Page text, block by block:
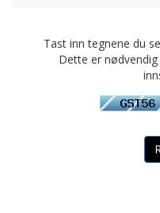
Tast inn tegnene du
Dette er